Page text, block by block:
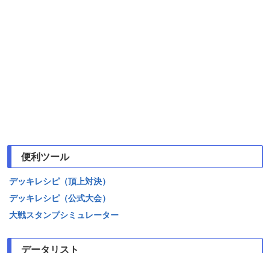
便利ツール
デッキレシピ（頂上対決）
デッキレシピ（公式大会）
大戦スタンプシミュレーター
データリスト